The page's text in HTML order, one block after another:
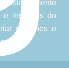
e institutos do
soluções e